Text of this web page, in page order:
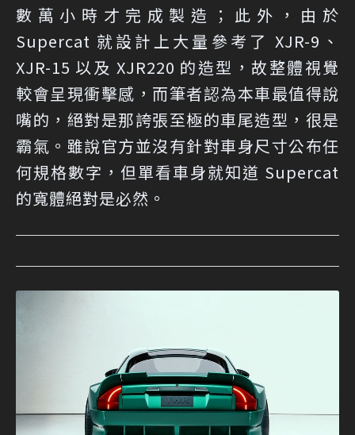
數萬小時才完成製造；此外，由於
Supercat 就設計上大量參考了 XJR-9、
XJR-15 以及 XJR220 的造型，故整體視覺
較會呈現衝擊感，而筆者認為本車最值得說
嘴的，絕對是那誇張至極的車尾造型，很是
霸氣。雖說官方並沒有針對車身尺寸公布任
何規格數字，但單看車身就知道 Supercat
的寬體絕對是必然。